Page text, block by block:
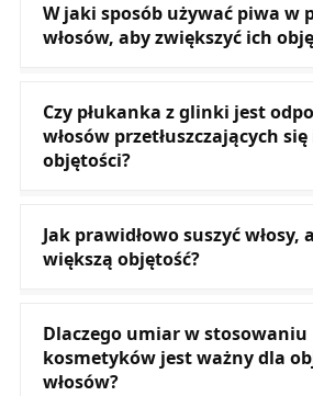
W jaki sposób używać piwa w
włosów, aby zwiększyć ich
Czy płukanka z glinki jest
włosów przetłuszczających się
objętości?
Jak prawidłowo suszyć włosy,
większą objętość?
Dlaczego umiar w stosowaniu
kosmetyków jest ważny dla
włosów?